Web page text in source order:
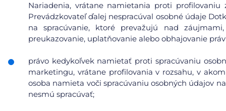
Nariadenia, vrátane namietania proti
Prevádzkovateľ ďalej nespracúval osobné údaje
na spracúvanie, ktoré prevažujú nad
preukazovanie, uplatňovanie alebo obhajovanie
právo kedykoľvek namietať proti spracúvaniu
marketingu, vrátane profilovania v rozsahu, v
osoba namieta voči spracúvaniu osobných údajov
nesmú spracúvať;